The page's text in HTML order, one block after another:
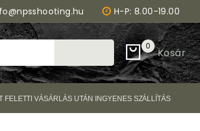
H-P: 8.00-19.00
0 Kosár
FELETTI VÁSÁRLÁS UTÁN INGYENES SZÁLLÍTÁS